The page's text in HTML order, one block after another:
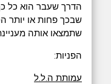
הדרך שעבר הוא כל
שבכך פחות או יותר
שתמצאו אותה
הפניות:
עמותת ה.ל.ל